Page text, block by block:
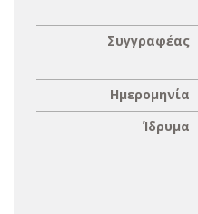
Συγγραφέας
Ημερομηνία
Ίδρυμα